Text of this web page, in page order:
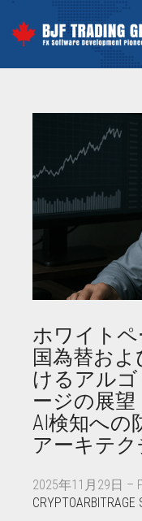
ホワイトペ
国為替お
けるアル
ージの展望
AI検知への
アーキテク
2025年11月29日 –
CRYPTOARBITRAGE